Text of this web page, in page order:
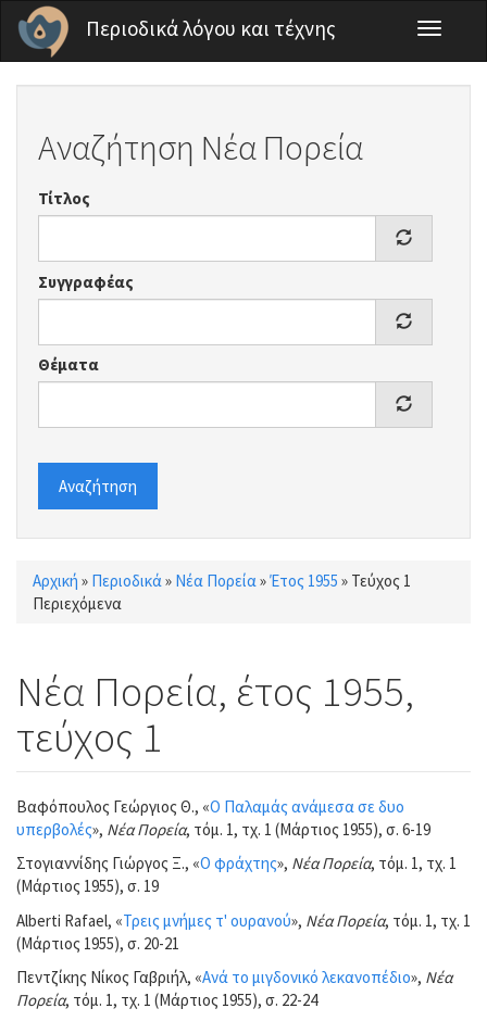
Παράκαμψη προς το κυρίως περιεχόμενο
Περιοδικά λόγου και τέχνης
Toggle
Αναζήτηση Νέα Πορεία
Τίτλος
Συγγραφέας
Θέματα
Αναζήτηση
Είστε εδώ
Αρχική » Περιοδικά» Νέα Πορεία»Έτος 1955 » Τεύχος 1
Περιεχόμενα
Νέα Πορεία, έτος 1955,
τεύχος 1
Βαφόπουλος Γεώργιος Θ., «Ο Παλαμάς ανάμεσα σε δυο
υπερβολές», Νέα Πορεία, τόμ. 1, τχ. 1 (Μάρτιος 1955), σ. 6-19
Στογιαννίδης Γιώργος Ξ., «Ο φράχτης», Νέα Πορεία, τόμ. 1, τχ. 1
(Μάρτιος 1955), σ. 19
Alberti Rafael, «Τρεις μνήμες τ' ουρανού», Νέα Πορεία, τόμ. 1, τχ. 1
(Μάρτιος 1955), σ. 20-21
Πεντζίκης Νίκος Γαβριήλ, «Ανά το μιγδονικό λεκανοπέδιο», Νέα
Πορεία, τόμ. 1, τχ. 1 (Μάρτιος 1955), σ. 22-24